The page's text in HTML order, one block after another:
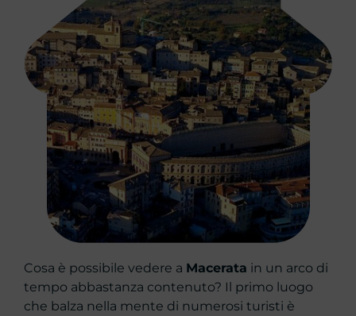
Cosa è possibile vedere a Macerata in un arco di
tempo abbastanza contenuto? Il primo luogo
che balza nella mente di numerosi turisti è